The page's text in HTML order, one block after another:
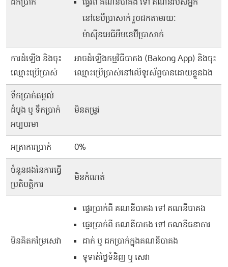
នៅខេប៊ីប្រាសាក់ រួចដកតាមរយៈ
ម៉ាស៊ីនអេធីអឹមខេប៊ីប្រាសាក់
ការដំឡើង និងចុះ
ឈ្មោះប្រើប្រាស់
អាចដំឡើងកម្មវិធីបាគង (Bakong App) និងចុះ
ឈ្មោះប្រើប្រាស់នៅលើទូរស័ព្ទបានដោយខ្លួនឯង
ទឹកប្រាក់តម្កល់
ដំបូង ឬ ទឹកប្រាក់
អប្បបរមា
មិនតម្រូវ
អត្រាការប្រាក់ 0%
ចំនួនដងនៃការធ្វើ
ប្រតិបត្តិការ
មិនកំណត់
មិនគិតកម្រៃសេវា
ផ្ទេរប្រាក់ពី គណនីបាគង ទៅ គណនីបាគង
ផ្ទេរប្រាក់ពី គណនីបាគង ទៅ គណនីធនាគារ
ដាក់ ឬ ដកប្រាក់ក្នុងគណនីបាគង
ទូទាត់ថ្លៃទំនិញ ឬ សេវា